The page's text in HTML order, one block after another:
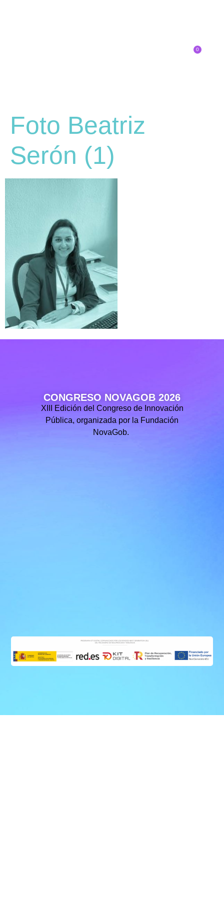
0
Foto Beatriz
Serón (1)
CONGRESO NOVAGOB 2026
XIII Edición del Congreso de Innovación
Pública, organizada por la Fundación
NovaGob.